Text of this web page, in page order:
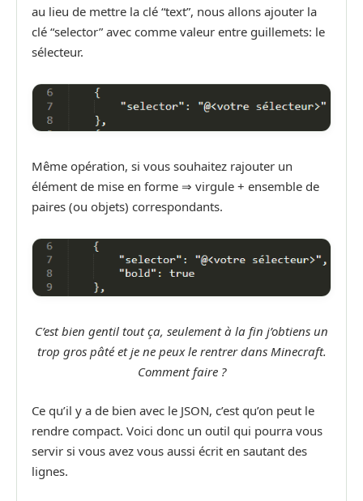
au lieu de mettre la clé “text”, nous allons ajouter la
clé “selector” avec comme valeur entre guillemets: le
sélecteur.
Même opération, si vous souhaitez rajouter un
élément de mise en forme ⇒ virgule + ensemble de
paires (ou objets) correspondants.
C’est bien gentil tout ça, seulement à la fin j’obtiens un
trop gros pâté et je ne peux le rentrer dans Minecraft.
Comment faire ?
Ce qu’il y a de bien avec le JSON, c’est qu’on peut le
rendre compact. Voici donc un outil qui pourra vous
servir si vous avez vous aussi écrit en sautant des
lignes.